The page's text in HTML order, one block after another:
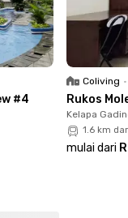
6 menit
kamar berjendela
luar. Fasilitas
area parkir
segera lakukan
#4
Coliving •
Rukos
Kelapa
1.6 km
mulai dari